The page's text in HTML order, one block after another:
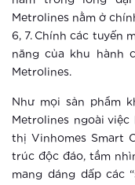
Metrolines nằm ở
6, 7. Chính các tuyến
năng của khu hành
Metrolines.
Như mọi sản phẩm
Metrolines ngoài
thị Vinhomes Smart
trúc độc đáo, tầm
mang dáng dấp các
Xem
4
City
Xem
5